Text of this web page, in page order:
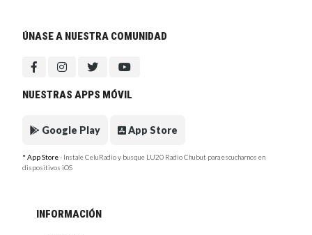
ÚNASE A NUESTRA COMUNIDAD
NUESTRAS APPS MÓVIL
Google Play App Store
* App Store- Instale CeluRadio y busque LU20 Radio Chubut para escucharnos en
dispositivos iOS
INFORMACIÓN